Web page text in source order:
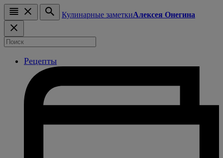
Кулинарные заметкиАлексея Онегина
Рецепты